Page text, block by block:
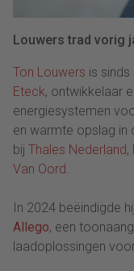
Louwers trad vorig
Ton Louwers is
Eteck, ontwikkelaar
energiesystemen
en warmte opslag in
bij Thales Nederland,
Van Oord.
In 2024 beëindigde
Allego, een
laadoplossingen